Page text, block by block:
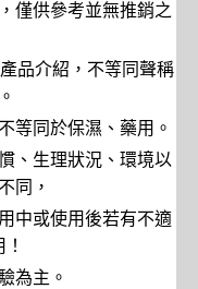
僅供參考並無推銷之
產品介紹，不等同聲稱
等同於保濕、藥用。
、生理狀況、環境以
同，
中或使用後若有不適
為主。